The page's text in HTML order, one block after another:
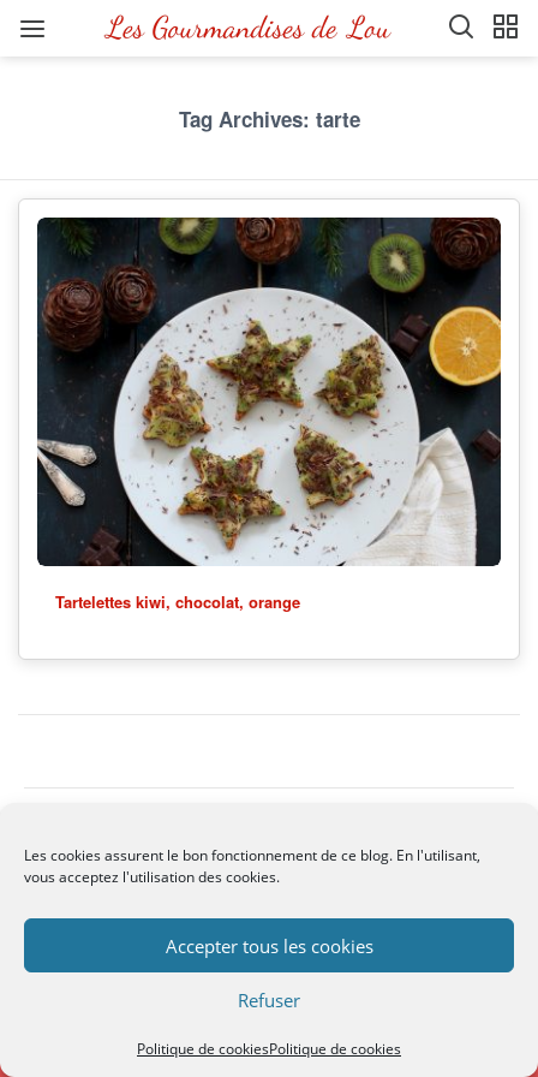
Les cookies assurent le bon fonctionnement de ce blog. En l'utilisant,
vous acceptez l'utilisation des cookies.
Accepter tous les cookies
Refuser
Politique de cookiesPolitique de cookies
Tag Archives: tarte
Tartelettes kiwi, chocolat, orange
Site is using a trial version of the theme. Please enter your
this wordpress theme here